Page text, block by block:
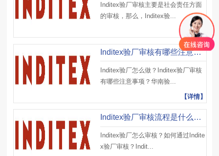
Inditex验厂审核主要是社会责任方面
的审核，那么，Inditex验...
【详情】
Inditex验厂审核有哪些注意事项？​如何快速通过Inditex验厂？
Inditex验厂怎么做？Inditex验厂审核
有哪些注意事项？华南验...
【详情】
Inditex验厂审核流程是什么？Inditex验厂审核内容又有哪些？
Inditex验厂怎么审核？如何通过Indite
x验厂审核？Indit...